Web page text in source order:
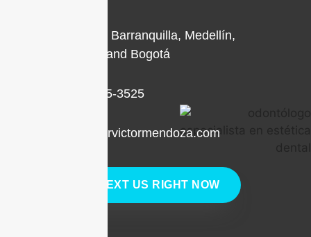
Locations in Barranquilla, Medellín,
Cartagena, and Bogotá
+1 (786) 205-3525
contacto@drvictormendoza.com
TEXT US RIGHT NOW